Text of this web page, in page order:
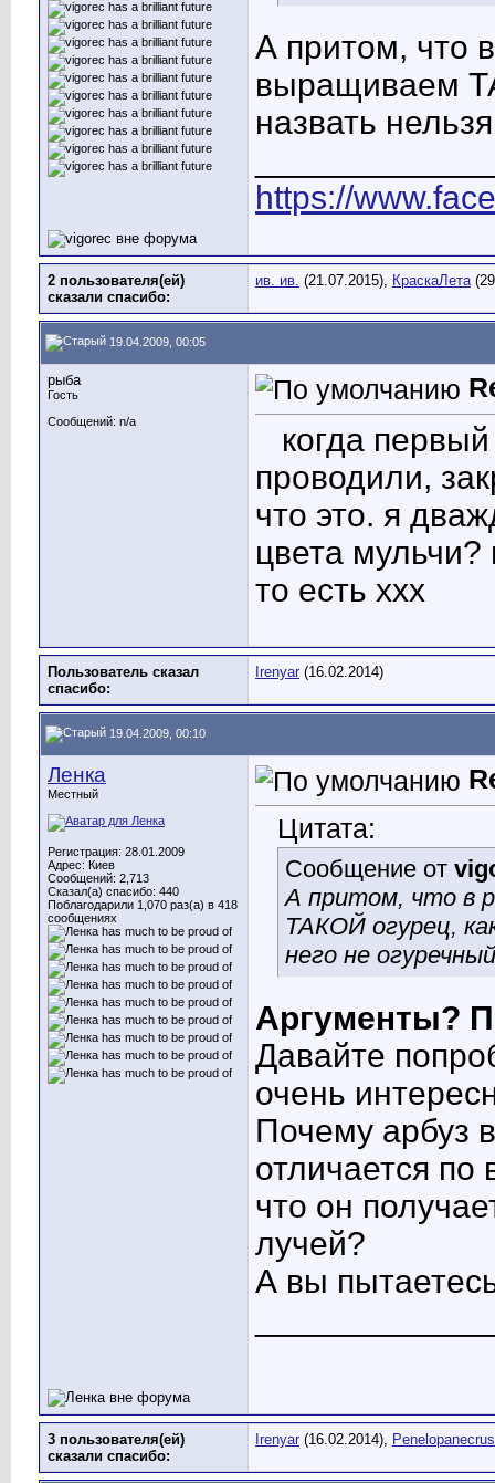
А притом, что
выращиваем
назвать
https://
2 пользователя(ей)
сказали cпасибо:
ив. ив. (21.07.2015), КраскаЛета
19.04.2009, 00:05
рыба
Гость
Сообщений: n/a
когда
проводили,
что это. я
цвета мульчи?
то есть ххх
Пользователь сказал
cпасибо:
Irenyar (16.02.2014)
19.04.2009, 00:10
Ленка
Местный
Регистрация: 28.01.2009
Адрес: Киев
Сообщений: 2,713
Сказал(а) спасибо: 440
Поблагодарили 1,070 раз(а) в 418
сообщениях
Цитата:
Сообщение от
А притом, что в
ТАКОЙ огурец,
него не
Аргументы?
Давайте
очень
Почему арбуз
отличается по
что он
лучей?
А вы
3 пользователя(ей)
сказали cпасибо:
Irenyar (16.02.2014), Penelopanecrus